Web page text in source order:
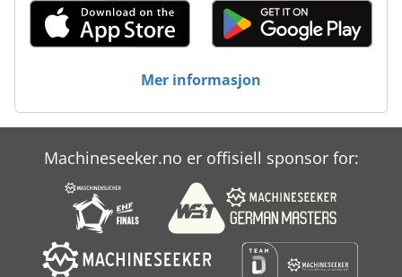
Mer informasjon
Machineseeker.no er offisiell sponsor for: